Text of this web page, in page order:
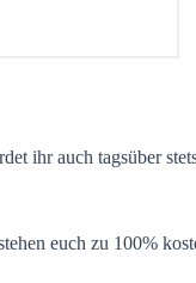
ihr auch tagsüber
euch zu 100%